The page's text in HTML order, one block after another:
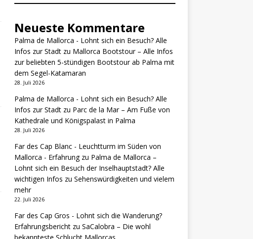
Neueste Kommentare
Palma de Mallorca - Lohnt sich ein Besuch? Alle
Infos zur Stadtzu Mallorca Bootstour – Alle Infos
zur beliebten 5-stündigen Bootstour ab Palma mit
dem Segel-Katamaran
28. Juli 2026
Palma de Mallorca - Lohnt sich ein Besuch? Alle
Infos zur Stadtzu Parc de la Mar – Am Fuße von
Kathedrale und Königspalast in Palma
28. Juli 2026
Far des Cap Blanc - Leuchtturm im Süden von
Mallorca - Erfahrungzu Palma de Mallorca –
Lohnt sich ein Besuch der Inselhauptstadt? Alle
wichtigen Infos zu Sehenswürdigkeiten und vielem
mehr
22. Juli 2026
Far des Cap Gros - Lohnt sich die Wanderung?
Erfahrungsberichtzu SaCalobra – Die wohl